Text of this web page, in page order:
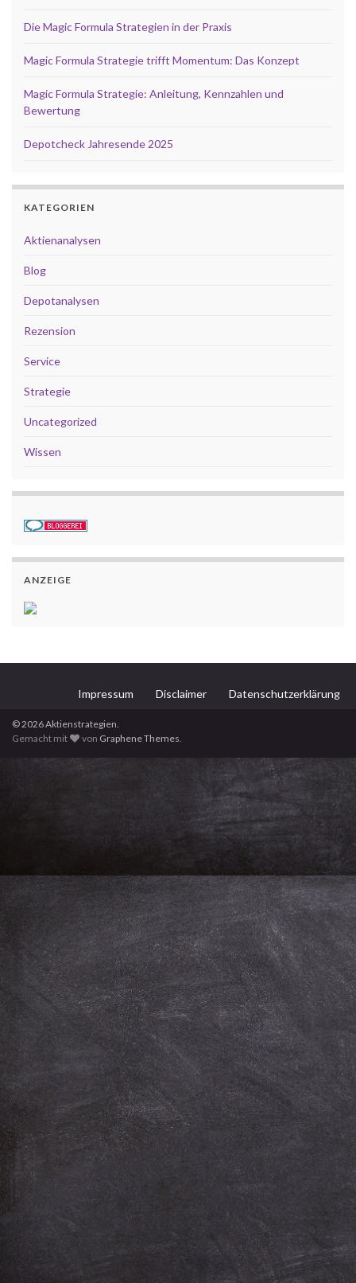
Die Magic Formula Strategien in der Praxis
Magic Formula Strategie trifft Momentum: Das Konzept
Magic Formula Strategie: Anleitung, Kennzahlen und
Bewertung
Depotcheck Jahresende 2025
KATEGORIEN
Aktienanalysen
Blog
Depotanalysen
Rezension
Service
Strategie
Uncategorized
Wissen
ANZEIGE
Impressum Disclaimer Datenschutzerklärung
© 2026 Aktienstrategien.
Gemacht mit
von Graphene Themes.